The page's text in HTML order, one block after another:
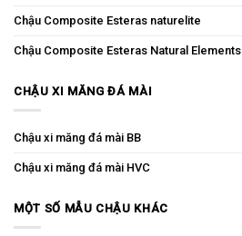
Chậu Composite Esteras naturelite
Chậu Composite Esteras Natural Elements
CHẬU XI MĂNG ĐÁ MÀI
Chậu xi măng đá mài BB
Chậu xi măng đá mài HVC
MỘT SỐ MẪU CHẬU KHÁC